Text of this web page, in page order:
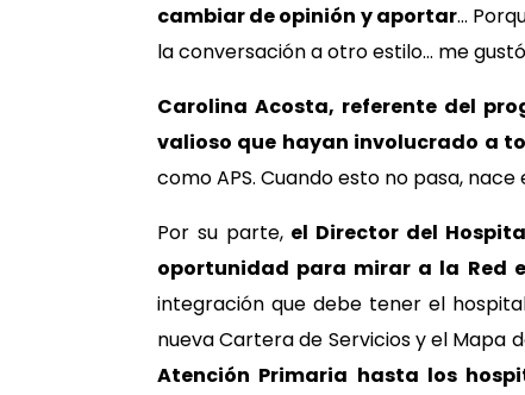
cambiar de opinión y aportar…
la conversación a otro estilo… me
Carolina Acosta, referente del
valioso que hayan involucrado a
como APS. Cuando esto no pasa,
Por su parte, el Director del
oportunidad para mirar a la Red
integración que debe tener el
nueva Cartera de Servicios y el Mapa
Atención Primaria hasta los